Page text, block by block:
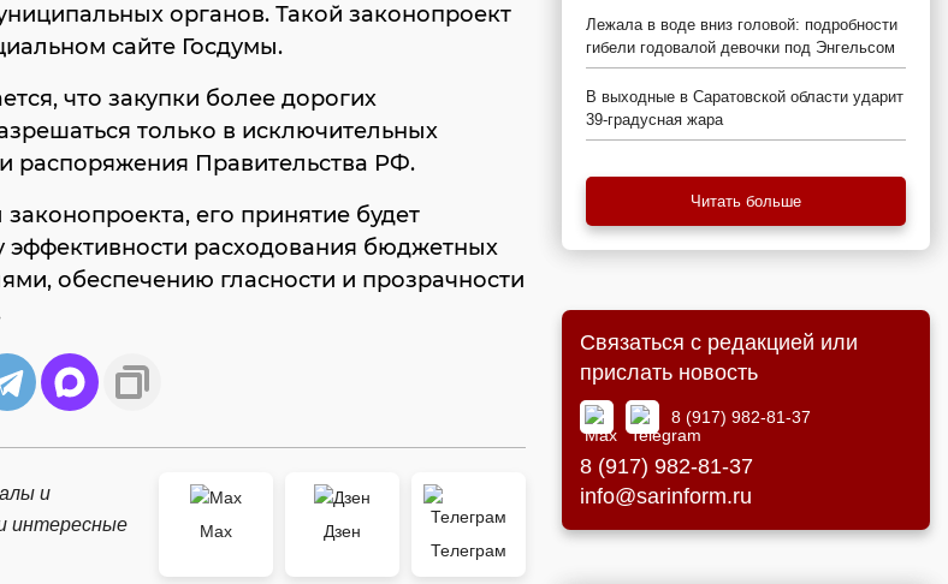
органов. Такой законопроект
сайте Госдумы.
что закупки более дорогих
только в исключительных
распоряжения Правительства РФ.
его принятие будет
эффективности расходования бюджетных
обеспечению гласности и прозрачности
и
интересные
Max
Дзен
Телеграм
Лежала в воде вниз головой: подробности
гибели годовалой девочки под Энгельсом
В выходные в Саратовской области ударит
39-градусная жара
Читать больше
Связаться с редакцией или
прислать новость
8 (917) 982-81-37
8 (917) 982-81-37
info@sarinform.ru